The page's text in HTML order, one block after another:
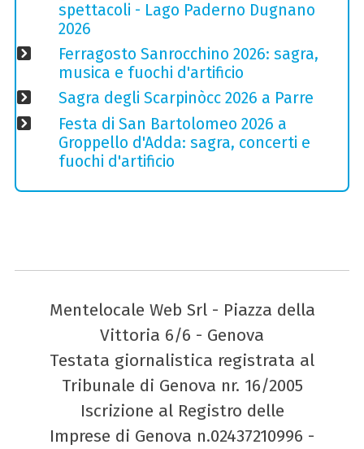
spettacoli - Lago Paderno Dugnano
2026
Ferragosto Sanrocchino 2026: sagra,
musica e fuochi d'artificio
Sagra degli Scarpinòcc 2026 a Parre
Festa di San Bartolomeo 2026 a
Groppello d'Adda: sagra, concerti e
fuochi d'artificio
Mentelocale Web Srl - Piazza della
Vittoria 6/6 - Genova
Testata giornalistica registrata al
Tribunale di Genova nr. 16/2005
Iscrizione al Registro delle
Imprese di Genova n.02437210996 -